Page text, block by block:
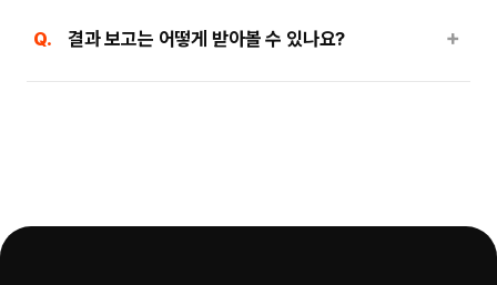
Q. 결과 보고는 어떻게 받아볼 수 있나요? ＋